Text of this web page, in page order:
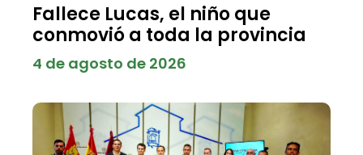
Fallece Lucas, el niño que
conmovió a toda la provincia
4 de agosto de 2026